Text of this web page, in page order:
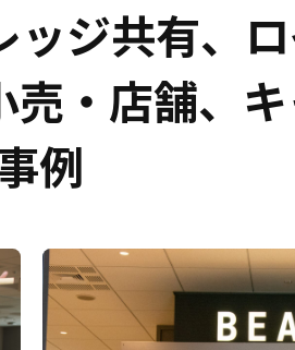
ッジ共有、
・店舗、キ
例